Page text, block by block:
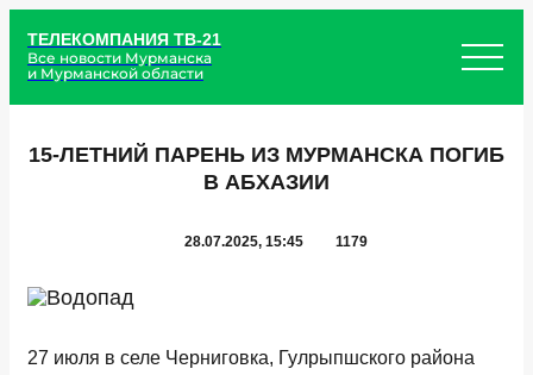
ТЕЛЕКОМПАНИЯ ТВ-21
Все новости Мурманска
и Мурманской области
15-ЛЕТНИЙ ПАРЕНЬ ИЗ МУРМАНСКА ПОГИБ
В АБХАЗИИ
28.07.2025, 15:45 1179
27 июля в селе Черниговка, Гулрыпшского района